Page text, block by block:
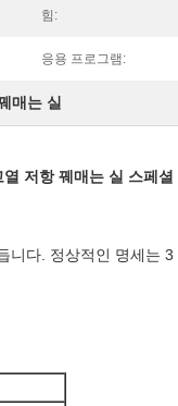
힘:
응용 프로그램:
매는 실
저항 꿰매는 실 스페셜
다. 정상적인 명세는